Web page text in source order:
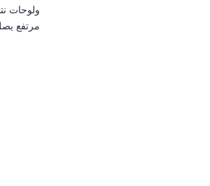
ولوحات
مرتفع يصل إلى 7680 هرتز، ما يضمن تجربة بصرية نابضة بالحياة